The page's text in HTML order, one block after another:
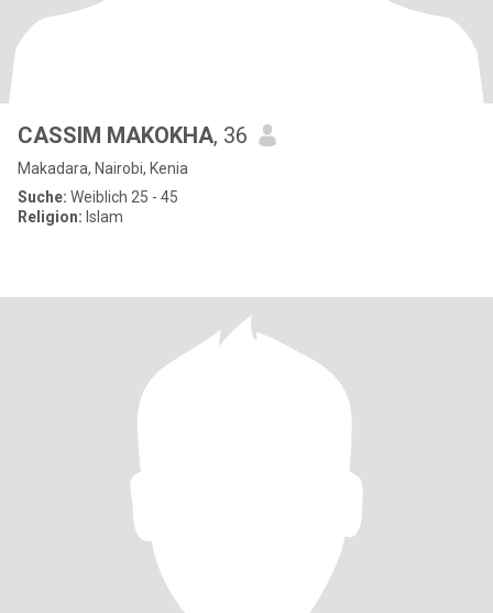
CASSIM MAKOKHA, 36
Makadara, Nairobi, Kenia
Suche: Weiblich 25 - 45
Religion: Islam